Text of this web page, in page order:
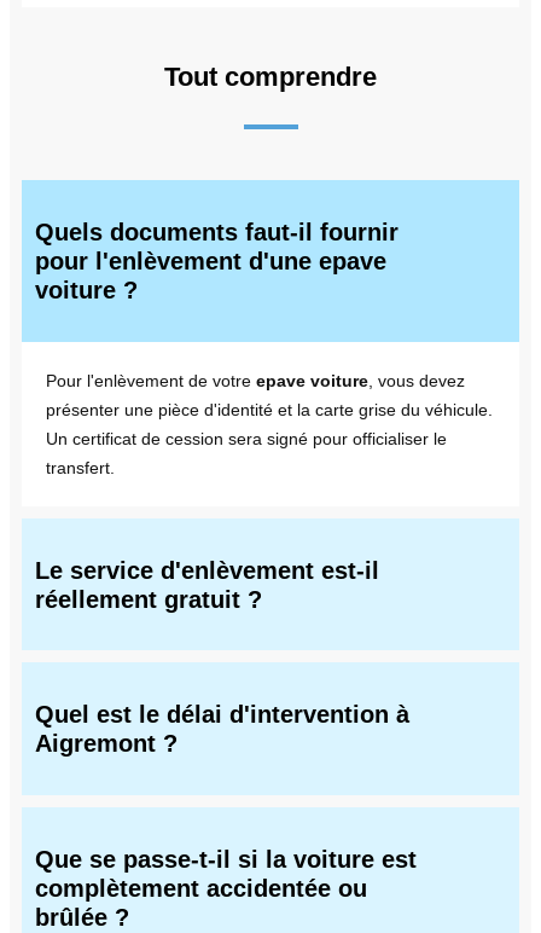
Tout comprendre
Quels documents faut-il fournir
pour l'enlèvement d'une epave
voiture ?
Pour l'enlèvement de votre epave voiture , vous devez
présenter une pièce d'identité et la carte grise du véhicule.
Un certificat de cession sera signé pour officialiser le
transfert.
Le service d'enlèvement est-il
réellement gratuit ?
Quel est le délai d'intervention à
Aigremont ?
Que se passe-t-il si la voiture est
complètement accidentée ou
brûlée ?